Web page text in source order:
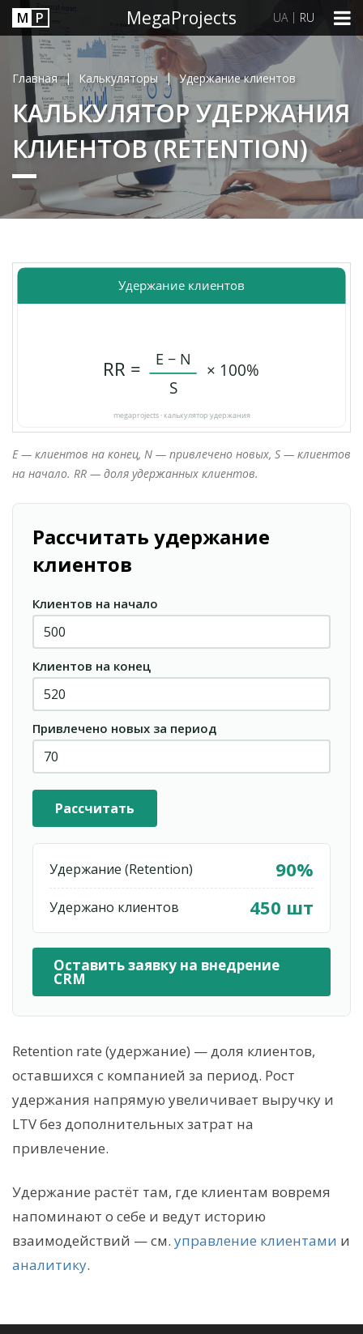
М P MegaProjects UA | RU
КАЛЬКУЛЯТОР УДЕРЖАНИЯ
КЛИЕНТОВ (RETENTION)
Главная | Калькуляторы | Удержание клиентов
E — клиентов на конец, N — привлечено новых, S — клиентов
на начало. RR — доля удержанных клиентов.
Рассчитать удержание
клиентов
Клиентов на начало
Клиентов на конец
Привлечено новых за период
Рассчитать
Удержание (Retention) 90%
Удержано клиентов 450 шт
Оставить заявку на внедрение
CRM
Retention rate (удержание) — доля клиентов,
оставшихся с компанией за период. Рост
удержания напрямую увеличивает выручку и
LTV без дополнительных затрат на
привлечение.
Удержание растёт там, где клиентам вовремя
напоминают о себе и ведут историю
взаимодействий — см. управление клиентами и
аналитику.